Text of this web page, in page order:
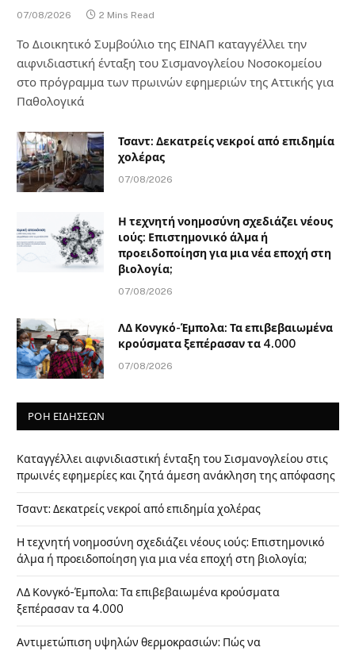
07/08/2026 2 Mins Read
Το Διοικητικό Συμβούλιο της ΕΙΝΑΠ καταγγέλλει την
αιφνιδιαστική ένταξη του Σισμανογλείου Νοσοκομείου
στο πρόγραμμα των πρωινών εφημεριών της Αττικής για
Παθολογικά
Τσαντ: Δεκατρείς νεκροί από επιδημία
χολέρας
07/08/2026
Η τεχνητή νοημοσύνη σχεδιάζει νέους
ιούς: Επιστημονικό άλμα ή
προειδοποίηση για μια νέα εποχή στη
βιολογία;
07/08/2026
ΛΔ Κονγκό-Έμπολα: Τα επιβεβαιωμένα
κρούσματα ξεπέρασαν τα 4.000
07/08/2026
ΡΟΗ ΕΙΔΗΣΕΩΝ
Καταγγέλλει αιφνιδιαστική ένταξη του Σισμανογλείου στις
πρωινές εφημερίες και ζητά άμεση ανάκληση της απόφασης
Τσαντ: Δεκατρείς νεκροί από επιδημία χολέρας
Η τεχνητή νοημοσύνη σχεδιάζει νέους ιούς: Επιστημονικό
άλμα ή προειδοποίηση για μια νέα εποχή στη βιολογία;
ΛΔ Κονγκό-Έμπολα: Τα επιβεβαιωμένα κρούσματα
ξεπέρασαν τα 4.000
Αντιμετώπιση υψηλών θερμοκρασιών: Πώς να